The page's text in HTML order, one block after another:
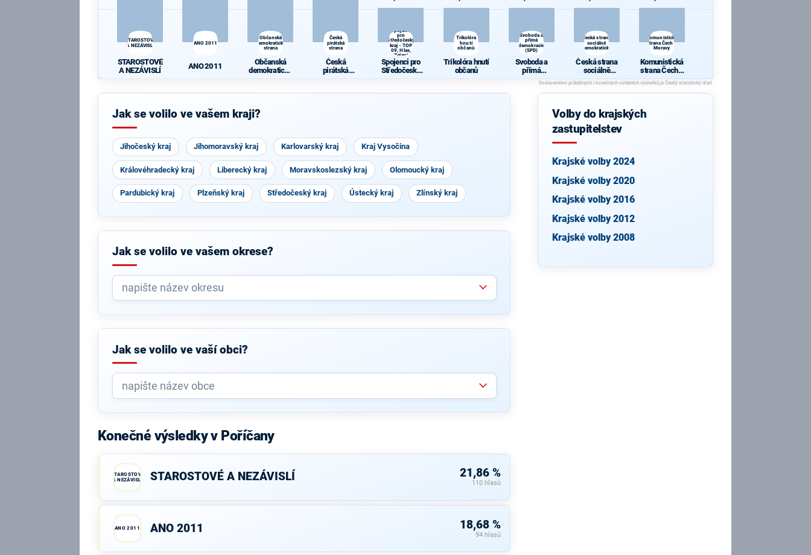
STAROSTOVÉ
A NEZÁVISLÍ
STAROSTOVÉ
A NEZÁVISLÍ
ANO 2011
ANO 2011
Občanská
demokratická
strana
Občanská
demokratická
Česká
pirátská
strana
Česká
pirátská
Spojenci
pro
Středočeský
kraj - TOP
09, Hlas,
Zelení
Spojenci pro
Středočeský
Trikolóra
hnutí
občanů
Trikolóra hnutí
občanů
Svoboda a
přímá
demokracie
(SPD)
Svoboda a
přímá
demokracie
(SPD)
Česká strana
sociálně
demokratická
Česká strana
sociálně
demokratická
Komunistická
strana Čech a
Moravy
Komunistická
strana Čech a
Moravy
Jak se volilo ve vašem kraji?
Jihočeský kraj Jihomoravský kraj Karlovarský kraj Kraj Vysočina
Královéhradecký kraj Liberecký kraj Moravskoslezský kraj Olomoucký kraj
Pardubický kraj Plzeňský kraj Středočeský kraj Ústecký kraj Zlínský kraj
Jak se volilo ve vašem okrese?
Jak se volilo ve vaší obci?
Konečné výsledky v Poříčany
STAROSTOVÉ
A NEZÁVISLÍ
STAROSTOVÉ A NEZÁVISLÍ 21,86 %
110 hlasů
ANO 2011 ANO 2011 18,68 %
94 hlasů
Volby do krajských
zastupitelstev
Krajské volby 2024
Krajské volby 2020
Krajské volby 2016
Krajské volby 2012
Krajské volby 2008